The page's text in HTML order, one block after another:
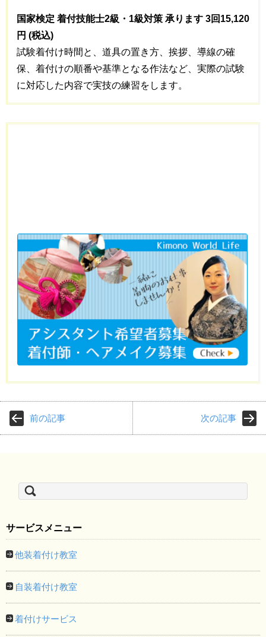
国家検定 着付技能士2級・1級対策 承ります 3回15,120
円 (税込)
試験着付け時間と、道具の置き方、挨拶、導線の確
保、着付けの順番や基準となる作法など、実際の試験
に対応した内容で実技の練習をします。
前の記事 次の記事
索:
サービスメニュー
他装着付け教室
自装着付け教室
着付けサービス